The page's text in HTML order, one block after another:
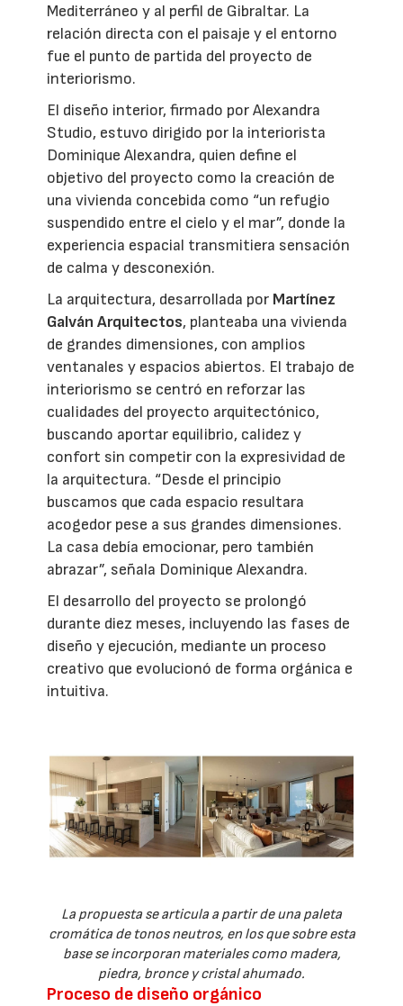
Mediterráneo y al perfil de Gibraltar. La
relación directa con el paisaje y el entorno
fue el punto de partida del proyecto de
interiorismo.
El diseño interior, firmado por Alexandra
Studio, estuvo dirigido por la interiorista
Dominique Alexandra, quien define el
objetivo del proyecto como la creación de
una vivienda concebida como “un refugio
suspendido entre el cielo y el mar”, donde la
experiencia espacial transmitiera sensación
de calma y desconexión.
La arquitectura, desarrollada por Martínez
Galván Arquitectos, planteaba una vivienda
de grandes dimensiones, con amplios
ventanales y espacios abiertos. El trabajo de
interiorismo se centró en reforzar las
cualidades del proyecto arquitectónico,
buscando aportar equilibrio, calidez y
confort sin competir con la expresividad de
la arquitectura. “Desde el principio
buscamos que cada espacio resultara
acogedor pese a sus grandes dimensiones.
La casa debía emocionar, pero también
abrazar”, señala Dominique Alexandra.
El desarrollo del proyecto se prolongó
durante diez meses, incluyendo las fases de
diseño y ejecución, mediante un proceso
creativo que evolucionó de forma orgánica e
intuitiva.
La propuesta se articula a partir de una paleta
cromática de tonos neutros, en los que sobre esta
base se incorporan materiales como madera,
piedra, bronce y cristal ahumado.
Proceso de diseño orgánico